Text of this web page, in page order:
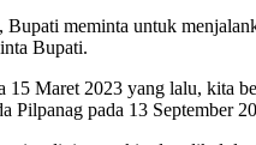
meminta untuk
Bupati.
15 Maret 2023 yang lalu, kita
Pilpanag pada 13 September